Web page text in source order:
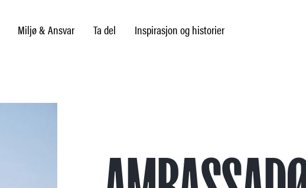
Miljø & Ansvar Ta del Inspirasjon og historier